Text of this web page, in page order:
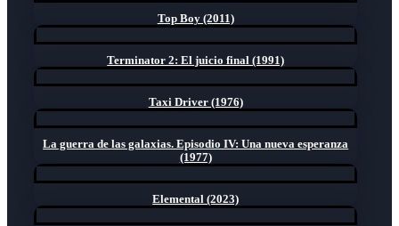
Top Boy (2011)
Terminator 2: El juicio final (1991)
Taxi Driver (1976)
La guerra de las galaxias. Episodio IV: Una nueva esperanza
(1977)
Elemental (2023)